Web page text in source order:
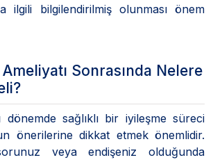
ilgili bilgilendirilmiş olunması önem
Sonrasında Nelere
dönemde sağlıklı bir iyileşme süreci
önerilerine dikkat etmek önemlidir.
veya endişeniz olduğunda